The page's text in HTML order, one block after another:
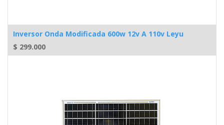
Inversor Onda Modificada 600w 12v A 110v Leyu
$ 299.000